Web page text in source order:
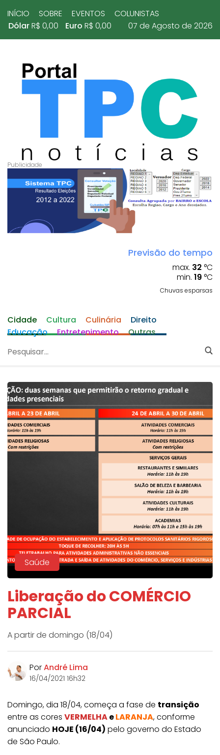
INÍCIO SOBRE EVENTOS
COLUNISTAS
DólarR$ 0,00 Euro R$ 0,00 07 de Agosto de 2026
Previsão do tempo
max. 32 °C
min. 19 °C
Chuvas esparsas
Cidade Cultura Culinária
Direito
Educação
Entretenimento Outras
Saúde
Liberação do COMÉRCIO
PARCIAL
A partir de domingo (18/04)
PorAndré Lima
16/04/2021 16h32
Domingo, dia 18/04, começa a fase de transição
entre as cores VERMELHAeLARANJA, conforme
anunciado HOJE (16/04) pelo governo do Estado
de São Paulo.